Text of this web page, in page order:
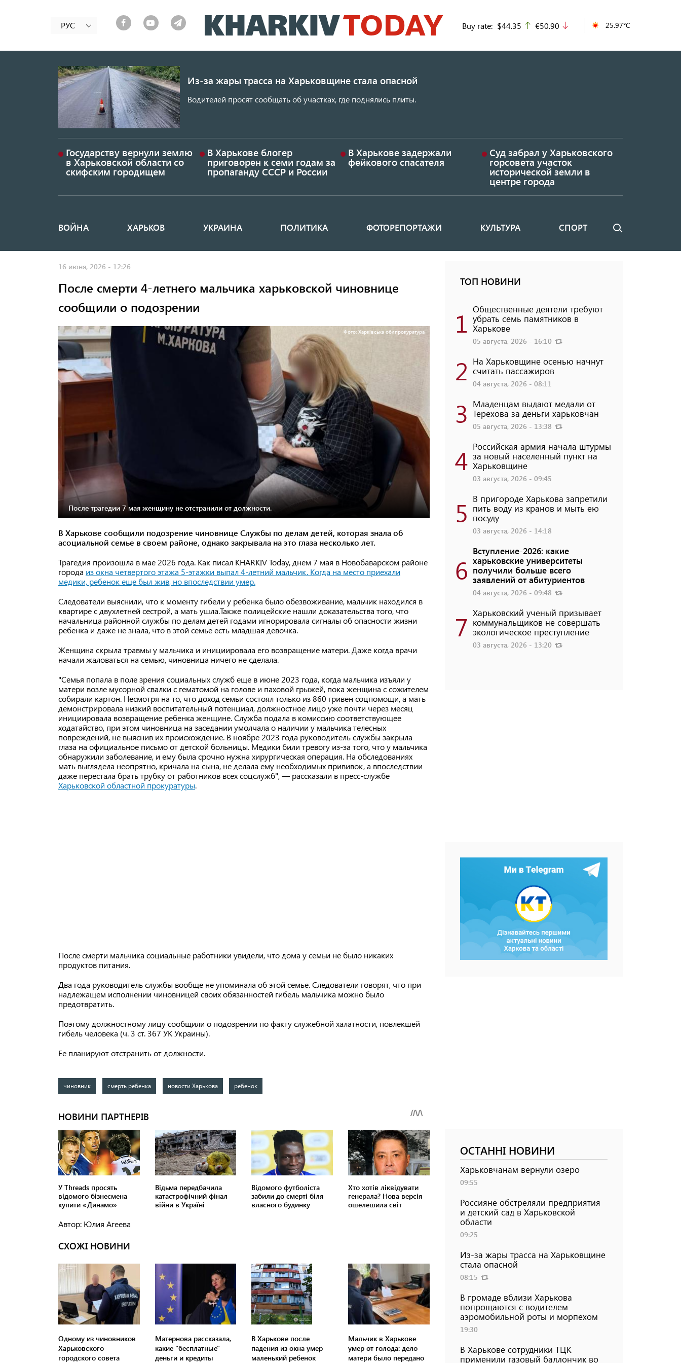
к
основному
РУС Buy rate: $44.35 up
€50.90 25.97°C
Из-за жары трасса на Харьковщине стала опасной
Водителей просят сообщать об участках, где поднялись плиты.
Государству вернули землю
в Харьковской области со
скифским городищем
В Харькове блогер
приговорен к семи годам за
пропаганду СССР и России
В Харькове задержали
фейкового спасателя
Суд забрал у Харьковского
горсовета участок
исторической земли в
центре города
Основная
ВОЙНА ХАРЬКОВ УКРАИНА ПОЛИТИКА ФОТОРЕПОРТАЖИ КУЛЬТУРА СПОРТ Поиск
16 июня, 2026 - 12:26
После смерти 4-летнего мальчика харьковской чиновнице
сообщили о подозрении
Фото: Харківська облпрокуратура
После трагедии 7 мая женщину не отстранили от должности.
В Харькове сообщили подозрение чиновнице Службы по делам детей, которая знала об
асоциальной семье в своем районе, однако закрывала на это глаза несколько лет.
Трагедия произошла в мае 2026 года. Как писал KHARKIV Today, днем ​​7 мая в Новобаварском районе
города из окна четвертого этажа 5-этажки выпал 4-летний мальчик. Когда на место приехали
медики, ребенок еще был жив, но впоследствии умер.
Следователи выяснили, что к моменту гибели у ребенка было обезвоживание, мальчик находился в
квартире с двухлетней сестрой, а мать ушла.Также полицейские нашли доказательства того, что
начальница районной службы по делам детей годами игнорировала сигналы об опасности жизни
ребенка и даже не знала, что в этой семье есть младшая девочка.
Женщина скрыла травмы у мальчика и инициировала его возвращение матери. Даже когда врачи
начали жаловаться на семью, чиновница ничего не сделала.
"Семья попала в поле зрения социальных служб еще в июне 2023 года, когда мальчика изъяли у
матери возле мусорной свалки с гематомой на голове и паховой грыжей, пока женщина с сожителем
собирали картон. Несмотря на то, что доход семьи состоял только из 860 гривен соцпомощи, а мать
демонстрировала низкий воспитательный потенциал, должностное лицо уже почти через месяц
инициировала возвращение ребенка женщине. Служба подала в комиссию соответствующее
ходатайство, при этом чиновница на заседании умолчала о наличии у мальчика телесных
повреждений, не выяснив их происхождение. В ноябре 2023 года руководитель службы закрыла
глаза на официальное письмо от детской больницы. Медики били тревогу из-за того, что у мальчика
обнаружили заболевание, и ему была срочно нужна хирургическая операция. На обследованиях
мать выглядела неопрятно, кричала на сына, не делала ему необходимых прививок, а впоследствии
даже перестала брать трубку от работников всех соцслужб", — рассказали в пресс-службе
Харьковской областной прокуратуры.
После смерти мальчика социальные работники увидели, что дома у семьи не было никаких
продуктов питания.
Два года руководитель службы вообще не упоминала об этой семье. Следователи говорят, что при
надлежащем исполнении чиновницей своих обязанностей гибель мальчика можно было
предотвратить.
Поэтому должностному лицу сообщили о подозрении по факту служебной халатности, повлекшей
гибель человека (ч. 3 ст. 367 УК Украины).
Ее планируют отстранить от должности.
чиновник смерть ребенка новости Харькова ребенок
Автор: Юлия Агеева
СХОЖІ НОВИНИ
Одному из чиновников
Харьковского
городского совета
Матернова рассказала,
какие "бесплатные"
деньги и кредиты
В Харькове после
падения из окна умер
маленький ребенок
Мальчик в Харькове
умер от голода: дело
матери было передано
ТОП НОВИНИ
1 Общественные деятели требуют
убрать семь памятников в
Харькове
05 августа, 2026 - 16:10
2 На Харьковщине осенью начнут
считать пассажиров
04 августа, 2026 - 08:11
3 Младенцам выдают медали от
Терехова за деньги харьковчан
05 августа, 2026 - 13:38
4 Российская армия начала штурмы
за новый населенный пункт на
Харьковщине
03 августа, 2026 - 09:45
5 В пригороде Харькова запретили
пить воду из кранов и мыть ею
посуду
03 августа, 2026 - 14:18
6
Вступление-2026: какие
харьковские университеты
получили больше всего
заявлений от абитуриентов
04 августа, 2026 - 09:48
7 Харьковский ученый призывает
коммунальщиков не совершать
экологическое преступление
03 августа, 2026 - 13:20
ОСТАННІ НОВИНИ
Харьковчанам вернули озеро
09:55
Россияне обстреляли предприятия
и детский сад в Харьковской
области
09:25
Из-за жары трасса на Харьковщине
стала опасной
08:15
В громаде вблизи Харькова
попрощаются с водителем
аэромобильной роты и морпехом
19:30
В Харькове сотрудники ТЦК
применили газовый баллончик во